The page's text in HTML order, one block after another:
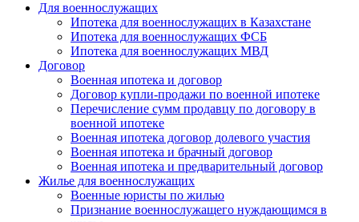
Для военнослужащих
Ипотека для военнослужащих в Казахстане
Ипотека для военнослужащих ФСБ
Ипотека для военнослужащих МВД
Договор
Военная ипотека и договор
Договор купли-продажи по военной ипотеке
Перечисление сумм продавцу по договору в
военной ипотеке
Военная ипотека договор долевого участия
Военная ипотека и брачный договор
Военная ипотека и предварительный договор
Жилье для военнослужащих
Военные юристы по жилью
Признание военнослужащего нуждающимся в